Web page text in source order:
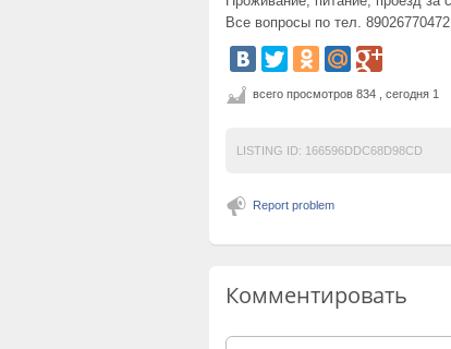
Все вопросы по тел.
всего просмотров 834 , сегодня 1
LISTING ID: 166596DDC68D98CD
Report problem
Комментировать